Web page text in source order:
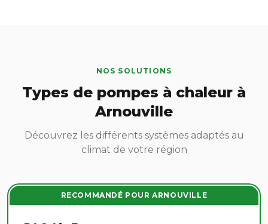
NOS SOLUTIONS
Types de pompes à chaleur à
Arnouville
Découvrez les différents systèmes adaptés au
climat de votre région
RECOMMANDÉ POUR ARNOUVILLE